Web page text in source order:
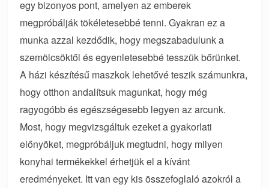
egy bizonyos pont, amelyen az emberek
megpróbálják tökéletesebbé tenni. Gyakran ez a
munka azzal kezdődik, hogy megszabadulunk a
szemölcsöktől és egyenletesebbé tesszük bőrünket.
A házi készítésű maszkok lehetővé teszik számunkra,
hogy otthon andalítsuk magunkat, hogy még
ragyogóbb és egészségesebb legyen az arcunk.
Most, hogy megvizsgáltuk ezeket a gyakorlati
előnyöket, megpróbáljuk megtudni, hogy milyen
konyhai termékekkel érhetjük el a kívánt
eredményeket. Itt van egy kis összefoglaló azokról a